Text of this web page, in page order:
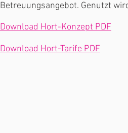
Betreuungsangebot. Genutzt
Download Hort-Konzept PDF
Download Hort-Tarife PDF